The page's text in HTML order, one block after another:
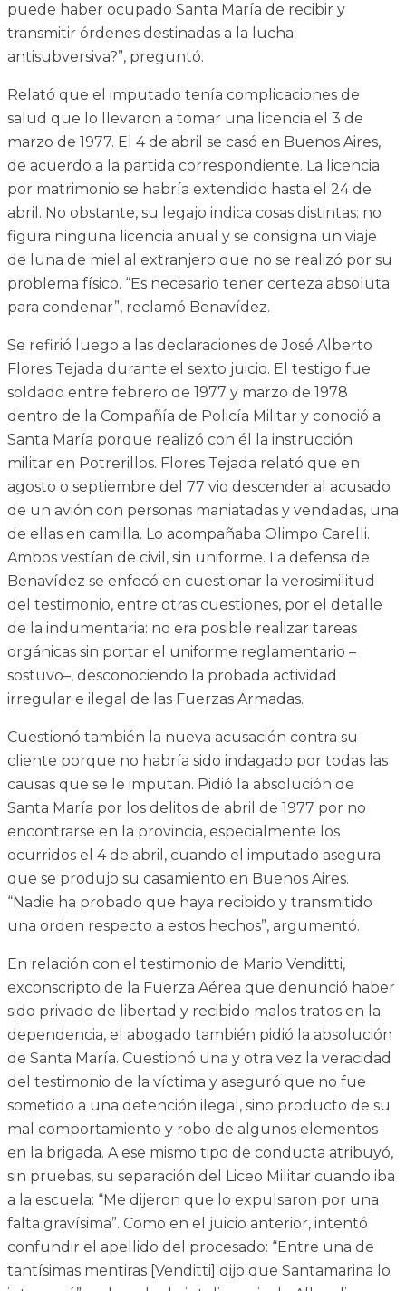
puede haber ocupado Santa María de recibir y
transmitir órdenes destinadas a la lucha
antisubversiva?”, preguntó.
Relató que el imputado tenía complicaciones de
salud que lo llevaron a tomar una licencia el 3 de
marzo de 1977. El 4 de abril se casó en Buenos Aires,
de acuerdo a la partida correspondiente. La licencia
por matrimonio se habría extendido hasta el 24 de
abril. No obstante, su legajo indica cosas distintas: no
figura ninguna licencia anual y se consigna un viaje
de luna de miel al extranjero que no se realizó por su
problema físico. “Es necesario tener certeza absoluta
para condenar”, reclamó Benavídez.
Se refirió luego a las declaraciones de José Alberto
Flores Tejada durante el sexto juicio. El testigo fue
soldado entre febrero de 1977 y marzo de 1978
dentro de la Compañía de Policía Militar y conoció a
Santa María porque realizó con él la instrucción
militar en Potrerillos. Flores Tejada relató que en
agosto o septiembre del 77 vio descender al acusado
de un avión con personas maniatadas y vendadas, una
de ellas en camilla. Lo acompañaba Olimpo Carelli.
Ambos vestían de civil, sin uniforme. La defensa de
Benavídez se enfocó en cuestionar la verosimilitud
del testimonio, entre otras cuestiones, por el detalle
de la indumentaria: no era posible realizar tareas
orgánicas sin portar el uniforme reglamentario –
sostuvo–, desconociendo la probada actividad
irregular e ilegal de las Fuerzas Armadas.
Cuestionó también la nueva acusación contra su
cliente porque no habría sido indagado por todas las
causas que se le imputan. Pidió la absolución de
Santa María por los delitos de abril de 1977 por no
encontrarse en la provincia, especialmente los
ocurridos el 4 de abril, cuando el imputado asegura
que se produjo su casamiento en Buenos Aires.
“Nadie ha probado que haya recibido y transmitido
una orden respecto a estos hechos”, argumentó.
En relación con el testimonio de Mario Venditti,
exconscripto de la Fuerza Aérea que denunció haber
sido privado de libertad y recibido malos tratos en la
dependencia, el abogado también pidió la absolución
de Santa María. Cuestionó una y otra vez la veracidad
del testimonio de la víctima y aseguró que no fue
sometido a una detención ilegal, sino producto de su
mal comportamiento y robo de algunos elementos
en la brigada. A ese mismo tipo de conducta atribuyó,
sin pruebas, su separación del Liceo Militar cuando iba
a la escuela: “Me dijeron que lo expulsaron por una
falta gravísima”. Como en el juicio anterior, intentó
confundir el apellido del procesado: “Entre una de
tantísimas mentiras [Venditti] dijo que Santamarina lo